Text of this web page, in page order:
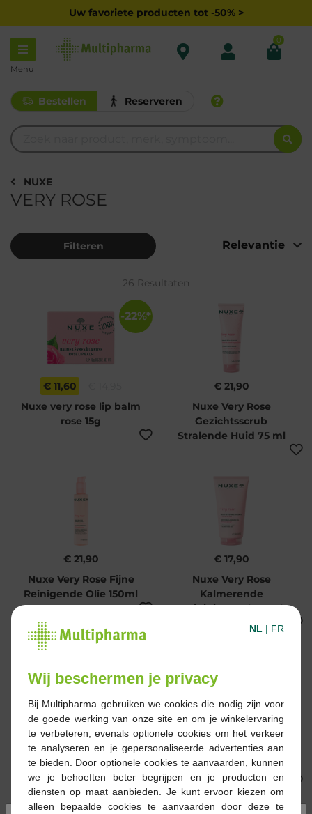
Uw favoriete producten tot -50% >
Menu
0
Bestellen Reserveren
NUXE
VERY ROSE
Filteren
26 Resultaten
-22%*
€ 11,60
Nuxe very rose lip balm
rose 15g
€ 21,90
Nuxe Very Rose
Gezichtsscrub
Stralende Huid 75 ml
€ 21,90
Nuxe Very Rose Fijne
Reinigende Olie 150ml
€ 17,90
Nuxe Very Rose
Kalmerende
Reinigingsgel 150ml
€ 38,75
Nuxe very rose edp
100ml
€ 18,50
Very Rose Smeuige
Reinigingsmelk 200ml
NL | FR
Wij beschermen je privacy
Bij Multipharma gebruiken we cookies die nodig zijn voor
de goede werking van onze site en om je winkelervaring
te verbeteren, evenals optionele cookies om het verkeer
te analyseren en je gepersonaliseerde advertenties aan
te bieden. Door optionele cookies te aanvaarden, kunnen
we je behoeften beter begrijpen en je producten en
diensten op maat aanbieden. Je kunt ervoor kiezen om
alleen bepaalde cookies te aanvaarden door deze te